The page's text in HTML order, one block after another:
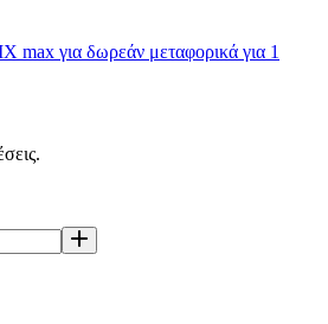
max για δωρεάν μεταφορικά για 1